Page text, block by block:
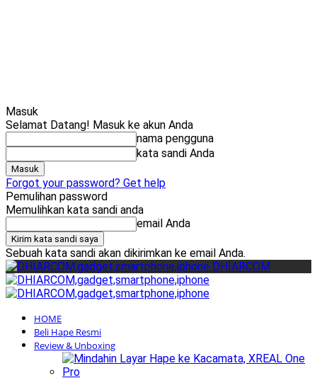
Masuk
Selamat Datang! Masuk ke akun Anda
nama pengguna
kata sandi Anda
Forgot your password? Get help
Pemulihan password
Memulihkan kata sandi anda
email Anda
Sebuah kata sandi akan dikirimkan ke email Anda.
DHIARCOM
HOME
Beli Hape Resmi
Review & Unboxing